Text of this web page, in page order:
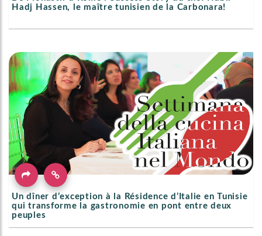
Hadj Hassen, le maître tunisien de la Carbonara!
Un dîner d’exception à la Résidence d’Italie en Tunisie
qui transforme la gastronomie en pont entre deux
peuples